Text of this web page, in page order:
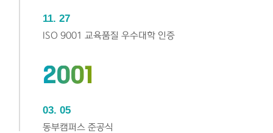
11 27
ISO 9001 교육품질 우수대학 인증
2001
03 05
동부캠퍼스 준공식